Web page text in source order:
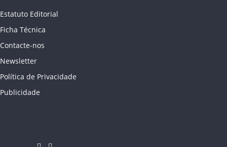
Estatuto Editorial
Ficha Técnica
Contacte-nos
Newsletter
Política de Privacidade
Publicidade